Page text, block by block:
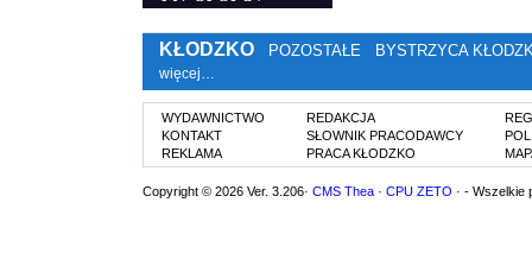
KŁODZKO POZOSTAŁE BYSTRZYCA
więcej…
WYDAWNICTWO
KONTAKT
REKLAMA
REDAKCJA
SŁOWNIK PRACODAWCY
PRACA KŁODZKO
Copyright © 2026 Ver. 3.206· CMS Thea · CPU ZETO · - Wszelkie